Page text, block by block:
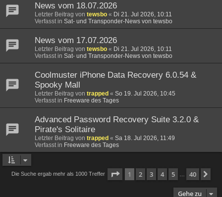
News vom 18.07.2026
Letzter Beitrag von tewsbo « Di 21. Jul 2026, 10:11
Verfasst in Sat- und Transponder-News von tewsbo
News vom 17.07.2026
Letzter Beitrag von tewsbo « Di 21. Jul 2026, 10:11
Verfasst in Sat- und Transponder-News von tewsbo
Coolmuster iPhone Data Recovery 6.0.54 &
Spooky Mall
Letzter Beitrag von trapped « So 19. Jul 2026, 10:45
Verfasst in Freeware des Tages
Advanced Password Recovery Suite 3.2.0 &
Pirate's Solitaire
Letzter Beitrag von trapped « Sa 18. Jul 2026, 11:49
Verfasst in Freeware des Tages
Die Suche ergab mehr als 1000 Treffer Seite 1von 40
1 2 3 4 5 40
Gehe zu